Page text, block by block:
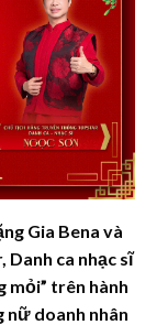
Gia Bena và
ca nhạc sĩ
mỏi” trên hành
nữ doanh nhân